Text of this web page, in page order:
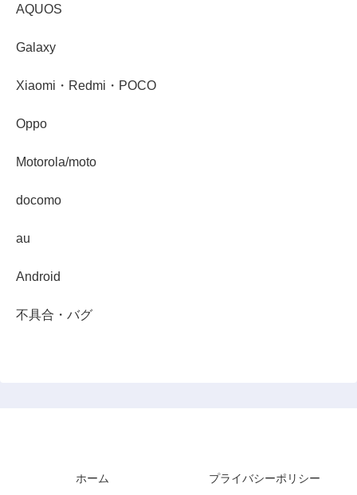
AQUOS
Galaxy
Xiaomi・Redmi・POCO
Oppo
Motorola/moto
docomo
au
Android
不具合・バグ
ホーム
プライバシーポリシー